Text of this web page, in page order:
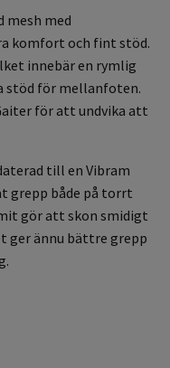
mesh med
komfort och fint stöd.
innebär en rymlig
stöd för mellanfoten.
för att undvika att
till en Vibram
grepp både på torrt
gör att skon smidigt
ger ännu bättre grepp